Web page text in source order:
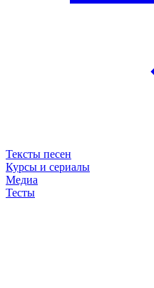
Тексты песен
Курсы и сериалы
Медиа
Тесты